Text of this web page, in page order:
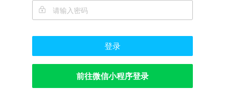
登录
前往微信小程序登录